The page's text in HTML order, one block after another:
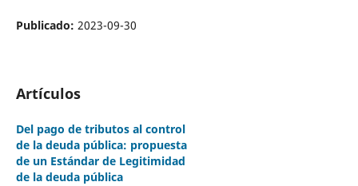
Publicado: 2023-09-30
Artículos
Del pago de tributos al control
de la deuda pública: propuesta
de un Estándar de Legitimidad
de la deuda pública